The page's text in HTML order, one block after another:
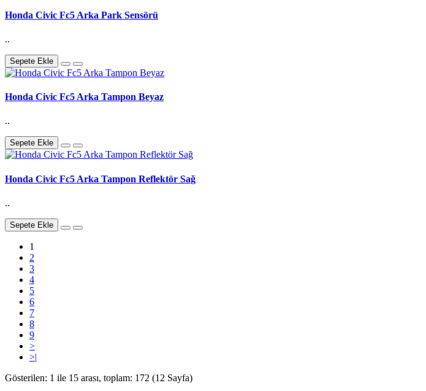
Honda Civic Fc5 Arka Park Sensörü
..
Sepete Ekle
Honda Civic Fc5 Arka Tampon Beyaz
..
Sepete Ekle
Honda Civic Fc5 Arka Tampon Reflektör Sağ
..
Sepete Ekle
1
2
3
4
5
6
7
8
9
>
>|
Gösterilen: 1 ile 15 arası, toplam: 172 (12 Sayfa)